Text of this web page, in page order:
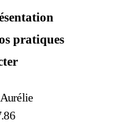
pratiques